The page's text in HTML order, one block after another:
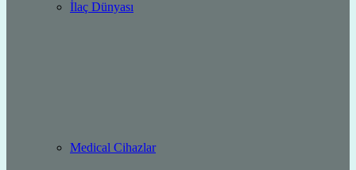
İlaç Dünyası
Medical Cihazlar